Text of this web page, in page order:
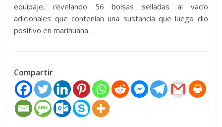
equipaje, revelando 56 bolsas selladas al vacío
adicionales que contenían una sustancia que luego dio
positivo en marihuana.
Compartir